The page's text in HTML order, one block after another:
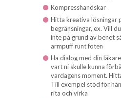
Kompresshandskar
Hitta kreativa lösningar
begränsningar, ex. Vill
inte på grund av benet
armpuff runt foten
Ha dialog med din
vart ni skulle kunna
vardagens moment.
Till exempel stöd för
rita och virka